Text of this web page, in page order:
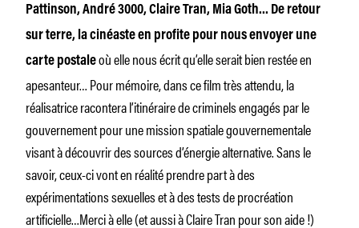
Pattinson, André 3000, Claire Tran, Mia Goth… De retour
sur terre, la cinéaste en profite pour nous envoyer une
carte postaleoù elle nous écrit qu’elle serait bien restée en
apesanteur… Pour mémoire, dans ce film très attendu, la
réalisatrice racontera l’itinéraire de criminels engagés par le
gouvernement pour une mission spatiale gouvernementale
visant à découvrir des sources d’énergie alternative. Sans le
savoir, ceux-ci vont en réalité prendre part à des
expérimentations sexuelles et à des tests de procréation
artificielle…Merci à elle (et aussi à Claire Tran pour son aide !)